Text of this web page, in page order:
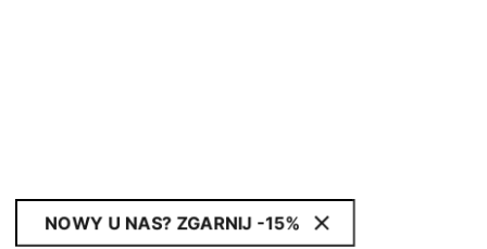
NOWY U NAS? ZGARNIJ -15%